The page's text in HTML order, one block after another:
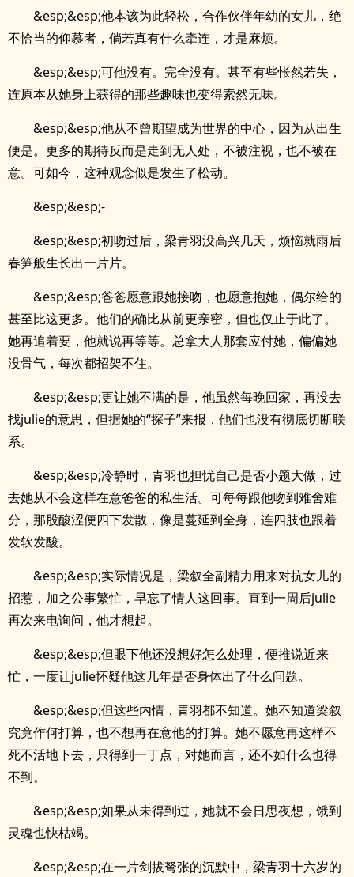
&esp;&esp;他本该为此轻松，合作伙伴年幼的女儿，绝
不恰当的仰慕者，倘若真有什么牵连，才是麻烦。
&esp;&esp;可他没有。完全没有。甚至有些怅然若失，
连原本从她身上获得的那些趣味也变得索然无味。
&esp;&esp;他从不曾期望成为世界的中心，因为从出生
便是。更多的期待反而是走到无人处，不被注视，也不被在
意。可如今，这种观念似是发生了松动。
&esp;&esp;-
&esp;&esp;初吻过后，梁青羽没高兴几天，烦恼就雨后
春笋般生长出一片片。
&esp;&esp;爸爸愿意跟她接吻，也愿意抱她，偶尔给的
甚至比这更多。他们的确比从前更亲密，但也仅止于此了。
她再追着要，他就说再等等。总拿大人那套应付她，偏偏她
没骨气，每次都招架不住。
&esp;&esp;更让她不满的是，他虽然每晚回家，再没去
找julie的意思，但据她的“探子”来报，他们也没有彻底切断联
系。
&esp;&esp;冷静时，青羽也担忧自己是否小题大做，过
去她从不会这样在意爸爸的私生活。可每每跟他吻到难舍难
分，那股酸涩便四下发散，像是蔓延到全身，连四肢也跟着
发软发酸。
&esp;&esp;实际情况是，梁叙全副精力用来对抗女儿的
招惹，加之公事繁忙，早忘了情人这回事。直到一周后julie
再次来电询问，他才想起。
&esp;&esp;但眼下他还没想好怎么处理，便推说近来
忙，一度让julie怀疑他这几年是否身体出了什么问题。
&esp;&esp;但这些内情，青羽都不知道。她不知道梁叙
究竟作何打算，也不想再在意他的打算。她不愿意再这样不
死不活地下去，只得到一丁点，对她而言，还不如什么也得
不到。
&esp;&esp;如果从未得到过，她就不会日思夜想，饿到
灵魂也快枯竭。
&esp;&esp;在一片剑拔弩张的沉默中，梁青羽十六岁的